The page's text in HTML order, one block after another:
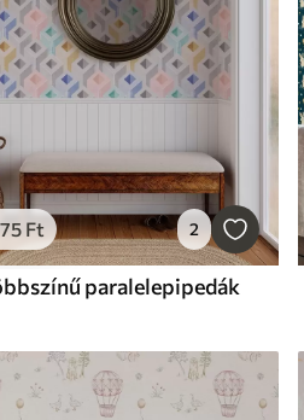
Ft 2
paralelepipedák